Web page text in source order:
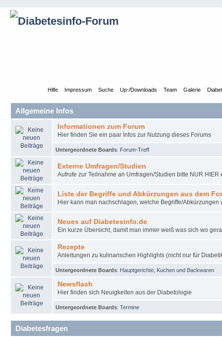
Hilfe Impressum Suche Up-/Downloads Team Galerie
Allgemeine Infos
Informationen zum Forum
Hier finden Sie ein paar Infos zur Nutzung dieses Forums
Untergeordnete Boards: Forum-Treff
Externe Umfragen/Studien
Aufrufe zur Teilnahme an Umfragen/Studien bitte NUR
Liste der Begriffe und Abkürzungen aus dem
Hier kann man nachschlagen, welche Begriffe/
Neues auf Diabetesinfo.de
Ein kurze Übersicht, damit man immer weiß was sich wo
Rezepte
Anleitungen zu kulinarischen Highlights (nicht nur für
Untergeordnete Boards: Hauptgerichte Kuchen und Backwaren
Newsflash
Hier finden sich Neuigkeiten aus der Diabetologie
Untergeordnete Boards: Termine
Diabetesfragen